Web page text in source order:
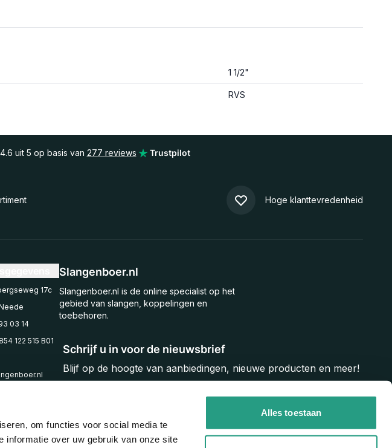
om functies voor social media te
informatie over uw gebruik van onze site
Alles toestaan
1 1/2"
RVS
4.6 uit 5 op basis van 277 reviews Trustpilot
Hoge klanttevredenheid
Schrijf u in voor de nieuwsbrief
Blijf op de hoogte van aanbiedingen, nieuwe producten en meer!
Slangenboer.nl
Slangenboer.nl is de online specialist op het
gebied van slangen, koppelingen en
toebehoren.
17c
03 14
122 515 B01